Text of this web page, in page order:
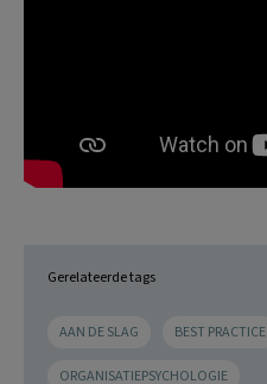
Gerelateerde tags
AAN DE SLAG BEST PRACTICE
ORGANISATIEPSYCHOLOGIE